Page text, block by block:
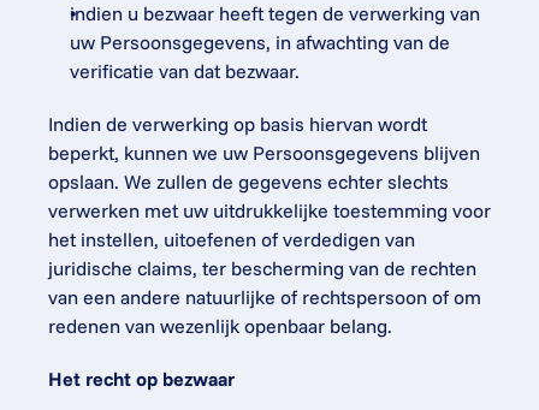
indien u bezwaar heeft tegen de verwerking van
uw Persoonsgegevens, in afwachting van de
verificatie van dat bezwaar.
Indien de verwerking op basis hiervan wordt
beperkt, kunnen we uw Persoonsgegevens blijven
opslaan. We zullen de gegevens echter slechts
verwerken met uw uitdrukkelijke toestemming voor
het instellen, uitoefenen of verdedigen van
juridische claims, ter bescherming van de rechten
van een andere natuurlijke of rechtspersoon of om
redenen van wezenlijk openbaar belang.
Het recht op bezwaar